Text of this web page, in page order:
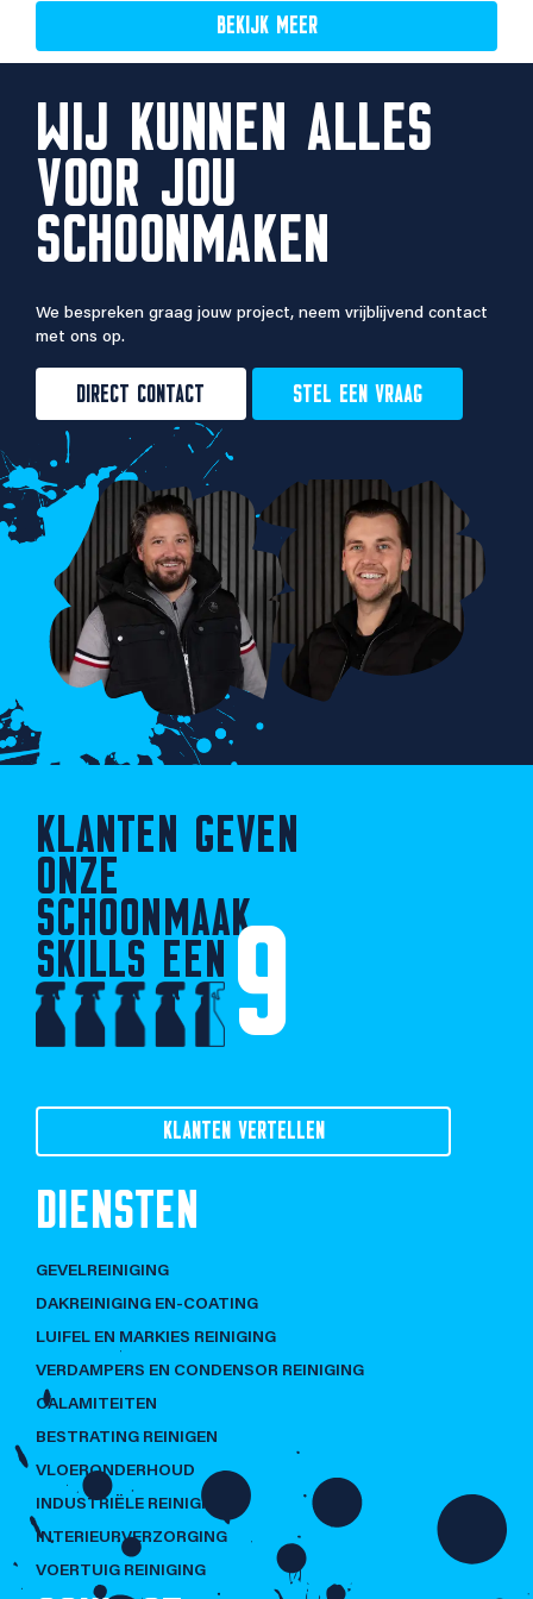
BEKIJK MEER
WIJ KUNNEN ALLES
VOOR JOU
SCHOONMAKEN
We bespreken graag jouw project, neem vrijblijvend contact
met ons op.
DIRECT CONTACT STEL EEN VRAAG
KLANTEN GEVEN
ONZE
SCHOONMAAK
SKILLS EEN 9
KLANTEN VERTELLEN
DIENSTEN
GEVELREINIGING
DAKREINIGING EN-COATING
LUIFEL EN MARKIES REINIGING
VERDAMPERS EN CONDENSOR REINIGING
CALAMITEITEN
BESTRATING REINIGEN
VLOERONDERHOUD
INDUSTRIËLE REINIGING
INTERIEURVERZORGING
VOERTUIG REINIGING